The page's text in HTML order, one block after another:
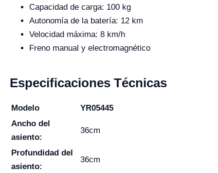
Capacidad de carga: 100 kg
Autonomía de la batería: 12 km
Velocidad máxima: 8 km/h
Freno manual y electromagnético
Especificaciones Técnicas
Modelo
YR05445
Ancho del
asiento:
36cm
Profundidad del
asiento:
36cm